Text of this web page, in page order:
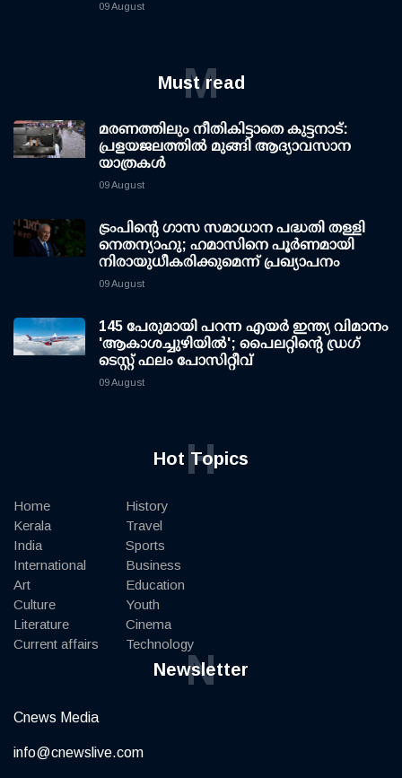
09 August
Must read
M
മരണത്തിലും നീതികിട്ടാതെ കുട്ടനാട്:
പ്രളയജലത്തില്‍ മുങ്ങി ആദ്യാവസാന
യാത്രകള്‍
09 August
ട്രംപിന്റെ ഗാസ സമാധാന പദ്ധതി തള്ളി
നെതന്യാഹു; ഹമാസിനെ പൂര്‍ണമായി
നിരായുധീകരിക്കുമെന്ന് പ്രഖ്യാപനം
09 August
145 പേരുമായി പറന്ന എയര്‍ ഇന്ത്യ വിമാനം
'ആകാശച്ചുഴിയില്‍'; പൈലറ്റിന്റെ ഡ്രഗ്
ടെസ്റ്റ് ഫലം പോസിറ്റീവ്
09 August
Hot Topics
H
Home
Kerala
India
International
Art
Culture
Literature
Current affairs
History
Travel
Sports
Business
Education
Youth
Cinema
Technology
Newsletter
N
Cnews Media
info@cnewslive.com